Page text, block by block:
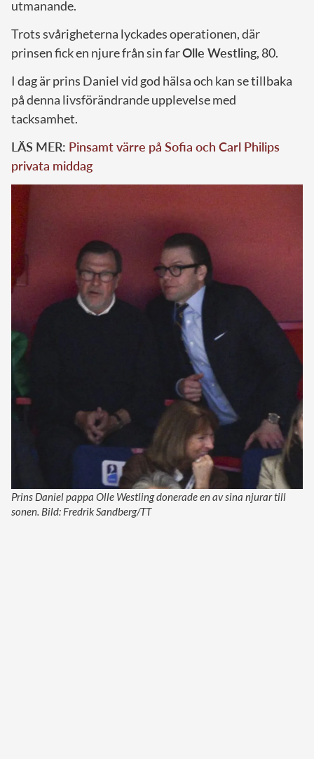
utmanande.
Trots svårigheterna lyckades operationen, där
prinsen fick en njure från sin farOlle Westling, 80.
I dag är prins Daniel vid god hälsa och kan se tillbaka
på denna livsförändrande upplevelse med
tacksamhet.
LÄS MER: Pinsamt värre på Sofia och Carl Philips
privata middag
Prins Daniel pappa Olle Westling donerade en av sina njurar till
sonen. Bild: Fredrik Sandberg/TT